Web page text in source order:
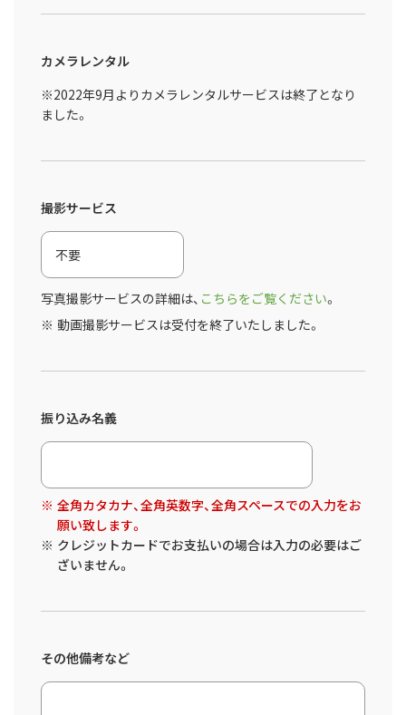
カメラレンタル
※2022年9月よりカメラレンタルサービスは終了となり
ました。
撮影サービス
写真撮影サービスの詳細は、 こちらをご覧ください。
動画撮影サービスは受付を終了いたしました。
振り込み名義
全角カタカナ、全角英数字、全角スペースでの入力をお
願い致します。
クレジットカードでお支払いの場合は入力の必要はご
ざいません。
その他備考など